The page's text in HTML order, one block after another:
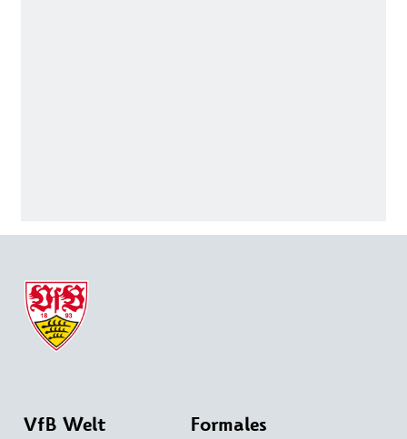
VfB Welt Formales